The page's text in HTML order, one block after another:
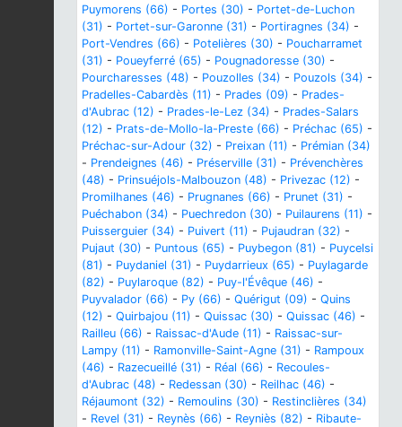
Puymorens (66) - Portes (30) - Portet-de-Luchon
(31) - Portet-sur-Garonne (31) - Portiragnes (34) -
Port-Vendres (66) - Potelières (30) - Poucharramet
(31) - Poueyferré (65) - Pougnadoresse (30) -
Pourcharesses (48) - Pouzolles (34) - Pouzols (34) -
Pradelles-Cabardès (11) - Prades (09) - Prades-
d'Aubrac (12) - Prades-le-Lez (34) - Prades-Salars
(12) - Prats-de-Mollo-la-Preste (66) - Préchac (65) -
Préchac-sur-Adour (32) - Preixan (11) - Prémian (34)
- Prendeignes (46) - Préserville (31) - Prévenchères
(48) - Prinsuéjols-Malbouzon (48) - Privezac (12) -
Promilhanes (46) - Prugnanes (66) - Prunet (31) -
Puéchabon (34) - Puechredon (30) - Puilaurens (11) -
Puisserguier (34) - Puivert (11) - Pujaudran (32) -
Pujaut (30) - Puntous (65) - Puybegon (81) - Puycelsi
(81) - Puydaniel (31) - Puydarrieux (65) - Puylagarde
(82) - Puylaroque (82) - Puy-l'Évêque (46) -
Puyvalador (66) - Py (66) - Quérigut (09) - Quins
(12) - Quirbajou (11) - Quissac (30) - Quissac (46) -
Railleu (66) - Raissac-d'Aude (11) - Raissac-sur-
Lampy (11) - Ramonville-Saint-Agne (31) - Rampoux
(46) - Razecueillé (31) - Réal (66) - Recoules-
d'Aubrac (48) - Redessan (30) - Reilhac (46) -
Réjaumont (32) - Remoulins (30) - Restinclières (34)
- Revel (31) - Reynès (66) - Reyniès (82) - Ribaute-